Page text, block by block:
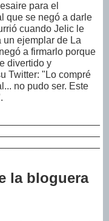
para el
que se negó a darle
cuando Jelic le
un ejemplar de La
a firmarlo porque
divertido y
Twitter: "Lo compré
no pudo ser. Este
la bloguera